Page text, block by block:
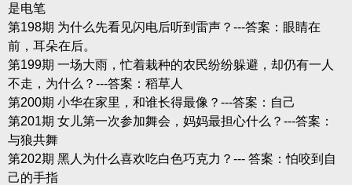
是电笔
第198期 为什么先看见闪电后听到雷声？---答案：眼睛在
前，耳朵在后。
第199期 一场大雨，忙着栽种的农民纷纷躲避，却仍有一人
不走，为什么？---答案：稻草人
第200期 小华在家里，和谁长得最像？---答案：自己
第201期 女儿第一次参加舞会，妈妈最担心什么？---答案：
与狼共舞
第202期 黑人为什么喜欢吃白色巧克力？--- 答案：怕咬到自
己的手指